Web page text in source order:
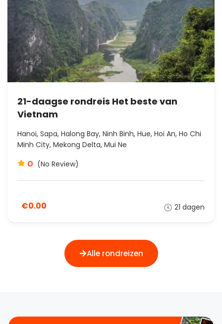
21-daagse rondreis Het beste van
Vietnam
Hanoi, Sapa, Halong Bay, Ninh Binh, Hue, Hoi An, Ho Chi
Minh City, Mekong Delta, Mui Ne
0 (No Review)
€0.00 21 dagen
Alle rondreizen